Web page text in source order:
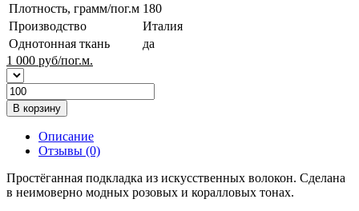
Плотность, грамм/пог.м 180
Производство
Италия
Однотонная ткань
да
1 000 руб/пог.м.
В корзину
Описание
Отзывы (0)
Простёганная подкладка из искусственных волокон. Сделана
в неимоверно модных розовых и коралловых тонах.